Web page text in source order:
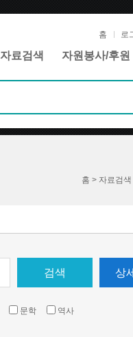
홈 로
자료검색 자원봉사/후원
홈 > 자료검색
검색 상
문학 역사